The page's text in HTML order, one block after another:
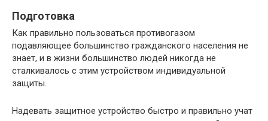
Подготовка
Как правильно пользоваться противогазом
подавляющее большинство гражданского населения не
знает, и в жизни большинство людей никогда не
сталкивалось с этим устройством индивидуальной
защиты.
Надевать защитное устройство быстро и правильно учат